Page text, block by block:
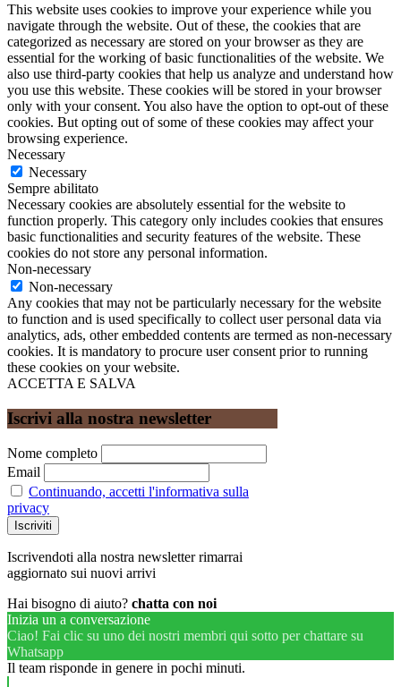
This website uses cookies to improve your experience while you
navigate through the website. Out of these, the cookies that are
categorized as necessary are stored on your browser as they are
essential for the working of basic functionalities of the website. We
also use third-party cookies that help us analyze and understand how
you use this website. These cookies will be stored in your browser
only with your consent. You also have the option to opt-out of these
cookies. But opting out of some of these cookies may affect your
browsing experience.
Necessary
Necessary
Sempre abilitato
Necessary cookies are absolutely essential for the website to
function properly. This category only includes cookies that ensures
basic functionalities and security features of the website. These
cookies do not store any personal information.
Non-necessary
Non-necessary
Any cookies that may not be particularly necessary for the website
to function and is used specifically to collect user personal data via
analytics, ads, other embedded contents are termed as non-necessary
cookies. It is mandatory to procure user consent prior to running
these cookies on your website.
ACCETTA E SALVA
Iscrivi alla nostra newsletter
Nome completo
Email
Continuando, accetti l'informativa sulla
privacy
Iscrivendoti alla nostra newsletter rimarrai
aggiornato sui nuovi arrivi
Hai bisogno di aiuto? chatta con noi
Inizia un a conversazione
Ciao! Fai clic su uno dei nostri membri qui sotto per chattare su
Whatsapp
Il team risponde in genere in pochi minuti.